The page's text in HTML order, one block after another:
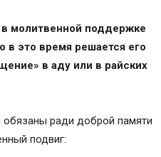
молитвенной поддержке
в это время решается его
в аду или в райских
ради доброй памяти
подвиг: